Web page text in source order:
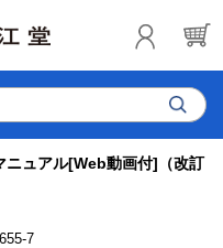
ニュアル[Web動画付]（改訂
7